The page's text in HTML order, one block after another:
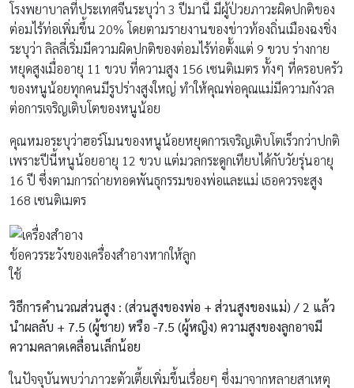
โรงพยาบาลที่ประเทศจีนระบุว่า 3 ปีมานี้ มีผู้ป่วยภาวะผิดปกติของ
ต่อมไร้ท่อเพิ่มขึ้น 20% โดยตามรายงานของข่าวท้องถิ่นเมืองฉงชิ่ง
ระบุว่า ลิลลี่เริ่มมีความผิดปกติของต่อมไร้ท่อตั้งแต่ 9 ขวบ ร่างกาย
หยุดสูงเมื่ออายุ 11 ขวบ ที่ความสูง 156 เซนติเมตร ทั้งๆ ที่ครอบครัว
ของหนูน้อยทุกคนมีรูปร่างสูงใหญ่ ทำให้คุณพ่อคุณแม่มีความกังวล
ต่อการเจริญเติบโตของหนูน้อย
คุณหมอระบุว่าฮอร์โมนของหนูน้อยหยุดการเจริญเติบโตเร็วกว่าปกติ
เพราะปีนี้หนูน้อยอายุ 12 ขวบ แต่มวลกระดูกเทียบได้กับวัยรุ่นอายุ
16 ปี ซึ่งตามการถ่ายทอดพันธุกรรมของพ่อและแม่ เธอควรจะสูง
168 เซนติเมตร
ข้อควรระวังของเครื่องสำอางหากให้ลูก
ใช้
วิธีการคำนวณส่วนสูง : (ส่วนสูงของพ่อ + ส่วนสูงของแม่) / 2 แล้ว
นำผลลับ + 7.5 (ผู้ชาย) หรือ -7.5 (ผู้หญิง) ความสูงของลูกอาจมี
ความคลาดเคลื่อนเล็กน้อย
ในปัจจุบันพบว่าภาวะตัวเตี้ยเพิ่มขึ้นเรื่อยๆ ซึ่งมาจากหลายสาเหตุ